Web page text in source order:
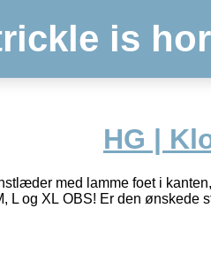
is
HG |
med lamme foet i
L og XL OBS! Er den ønskede